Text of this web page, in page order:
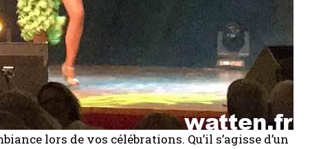
lors de vos célébrations. Qu’il s’agisse d’un